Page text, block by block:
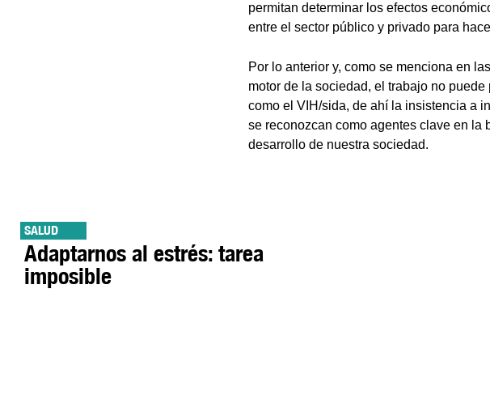
permitan determinar los efectos
entre el sector público y privado para
Por lo anterior y, como se menciona en
motor de la sociedad, el trabajo no
como el VIH/sida, de ahí la insistencia a
se reconozcan como agentes clave en la
desarrollo de nuestra sociedad.
SALUD
Adaptarnos al estrés: tarea
imposible